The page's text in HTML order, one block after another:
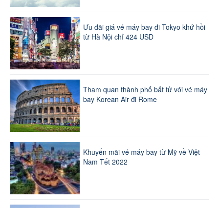
Ưu đãi giá vé máy bay đi Tokyo khứ hồi
từ Hà Nội chỉ 424 USD
Tham quan thành phố bất tử với vé máy
bay Korean Air đi Rome
Khuyến mãi vé máy bay từ Mỹ về Việt
Nam Tết 2022